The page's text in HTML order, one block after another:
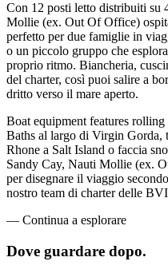
Con 12 posti letto distribuiti su
Mollie (ex. Out Of Office)
perfetto per due famiglie in
o un piccolo gruppo che
proprio ritmo. Biancheria,
del charter, così puoi salire a
dritto verso il mare aperto.
Boat equipment features
Baths al largo di Virgin Gorda,
Rhone a Salt Island o faccia
Sandy Cay, Nauti Mollie (ex.
per disegnare il viaggio
nostro team di charter delle
— Continua a esplorare
Dove guardare dopo.